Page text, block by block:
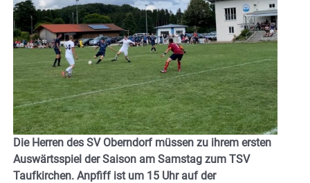
Die Herren des SV Oberndorf müssen zu ihrem ersten
Auswärtsspiel der Saison am Samstag zum TSV
Taufkirchen. Anpfiff ist um 15 Uhr auf der